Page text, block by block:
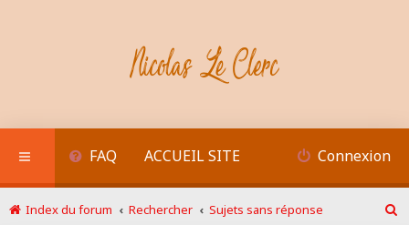
FAQ ACCUEIL SITE Connexion
Index du forum Rechercher
Sujets sans réponse